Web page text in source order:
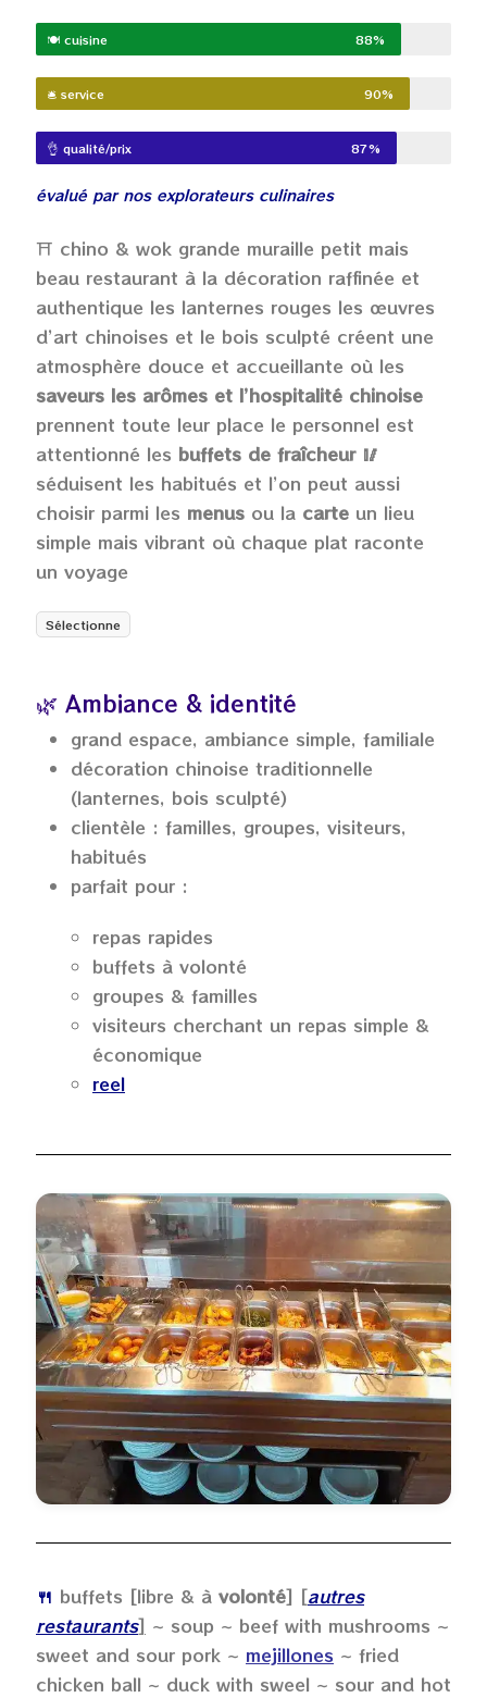
🍽️ cuisine 88%
🛎️ service 90%
👌 qualité/prix 87%
évalué par nos explorateurs culinaires
⛩️ chino & wok grande muraille petit mais
beau restaurant à la décoration raffinée et
authentique les lanternes rouges les œuvres
d’art chinoises et le bois sculpté créent une
atmosphère douce et accueillante où les
saveurs les arômes et l’hospitalité chinoise
prennent toute leur place le personnel est
attentionné les buffets de fraîcheur 🥢
séduisent les habitués et l’on peut aussi
choisir parmi les menus ou la carte un lieu
simple mais vibrant où chaque plat raconte
un voyage
Sélectionne
🌿 Ambiance & identité
grand espace, ambiance simple, familiale
décoration chinoise traditionnelle
(lanternes, bois sculpté)
clientèle : familles, groupes, visiteurs,
habitués
parfait pour :
repas rapides
buffets à volonté
groupes & familles
visiteurs cherchant un repas simple &
économique
reel
🍴 buffets [libre & à volonté] [autres
restaurants] ~ soup ~ beef with mushrooms ~
sweet and sour pork ~ mejillones ~ fried
chicken ball ~ duck with sweel ~ sour and hot